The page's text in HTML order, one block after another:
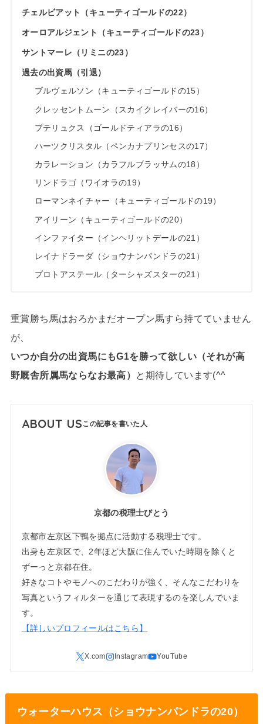
チェルビアット（キューティゴールドの22）
オーロアルジェント（キューティゴールドの23）
サントマーレ（リミニの23）
過去の出資馬（引退）
ブルヴェルソン（キューティゴールドの15）
クレッセントムーン（スカイクレイバーの16）
プテリュクス（ゴールドティアラの16）
ハーツクリスタル（ペンカナプリンセスの17）
カラレーション（カラフルブラッサムの18）
リンドラゴ（ワイオラの19）
ローマンネイチャー（キューティゴールドの19）
アイリーン（キューティゴールドの20）
インファイター（インヘリットデールの21）
レイナドラーダ（ショウナンパンドラの21）
プロトアステール（ターシャズスターの21）
重賞勝ち馬はおろかまだオープン馬すら持てていません
が、
いつか自分の出資馬にもG1を勝って欲しい（それが高
野厩舎所属馬ならなお最高）
と期待しています(^^
ABOUT US
京都の税理士びとう
京都市左京区下鴨を拠点に活動する税理士です。
出身も左京区で、2年ほど大阪に住んでいた時期を除くと
ずーっと京都在住。
好きなコトやモノへのこだわりが強く、そんなこだわりを
写真というフィルターを通じて表現するのを楽しんでいま
す。
【詳しいプロフィールはこちら】
ウォーターハウス（ショウナンパンドラの20）